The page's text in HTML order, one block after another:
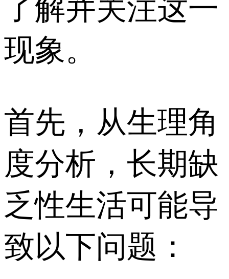
了解并关注这一
现象。
首先，从生理角
度分析，长期缺
乏性生活可能导
致以下问题：